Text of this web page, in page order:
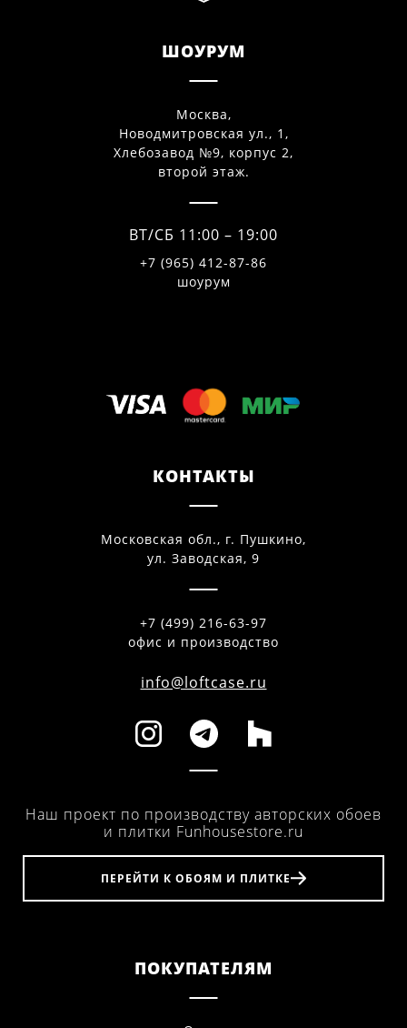
ШОУРУМ
Москва,
Новодмитровская ул., 1,
Хлебозавод №9, корпус 2,
второй этаж.
ВТ/СБ 11:00 – 19:00
+7 (965) 412-87-86
шоурум
КОНТАКТЫ
Московская обл., г. Пушкино,
ул. Заводская, 9
+7 (499) 216-63-97
офис и производство
info@loftcase.ru
Наш проект по производству авторских обоев
и плитки Funhousestore.ru
ПЕРЕЙТИ К ОБОЯМ И ПЛИТКЕ
ПОКУПАТЕЛЯМ